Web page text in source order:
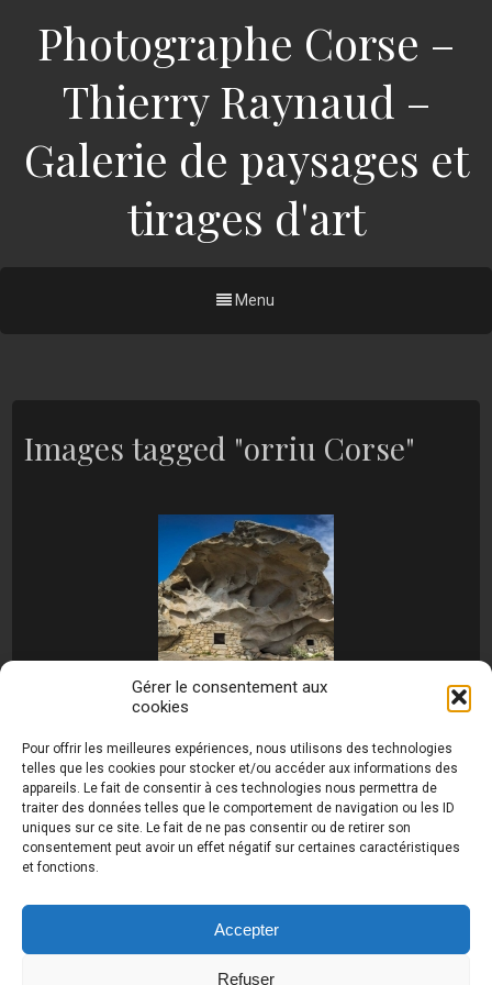
Gérer le consentement aux
cookies
Pour offrir les meilleures expériences, nous utilisons des technologies
telles que les cookies pour stocker et/ou accéder aux informations des
appareils. Le fait de consentir à ces technologies nous permettra de
traiter des données telles que le comportement de navigation ou les ID
uniques sur ce site. Le fait de ne pas consentir ou de retirer son
consentement peut avoir un effet négatif sur certaines caractéristiques
et fonctions.
Accepter
Refuser
Photographe Corse –
Thierry Raynaud –
Galerie de paysages et
tirages d'art
Menu
Images tagged "orriu Corse"
raynaud.com ©
Toutes les photos de ce site sont
la propriété de l'auteur et sont protégées par le